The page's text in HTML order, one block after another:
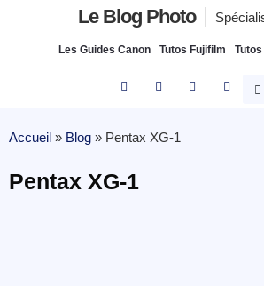
Le Blog Photo
Les Guides Canon Tutos Fujifilm
Accueil » Blog » Pentax XG-1
Pentax XG-1